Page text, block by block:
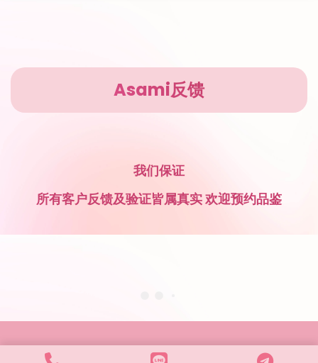
Asami反馈
我们保证
所有客户反馈及验证皆属真实 欢迎预约品鉴